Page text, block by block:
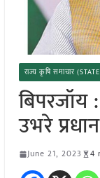
राज्य कृषि समाचार
बिपरजॉय
उभरे
June 21, 2023 4